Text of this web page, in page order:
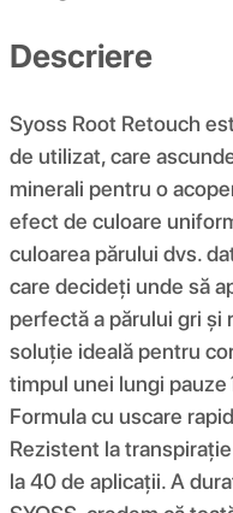
Descriere
Syoss Root Retouch
de utilizat, care
minerali pentru o
efect de culoare
culoarea părului dvs.
care decideți unde să
perfectă a părului gri și
soluție ideală pentru
timpul unei lungi
Formula cu uscare
Rezistent la
la 40 de aplicații. A